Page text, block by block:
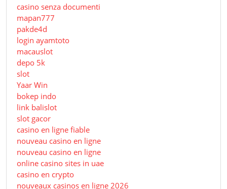
casino senza documenti
mapan777
pakde4d
login ayamtoto
macauslot
depo 5k
slot
Yaar Win
bokep indo
link balislot
slot gacor
casino en ligne fiable
nouveau casino en ligne
nouveau casino en ligne
online casino sites in uae
casino en crypto
nouveaux casinos en ligne 2026